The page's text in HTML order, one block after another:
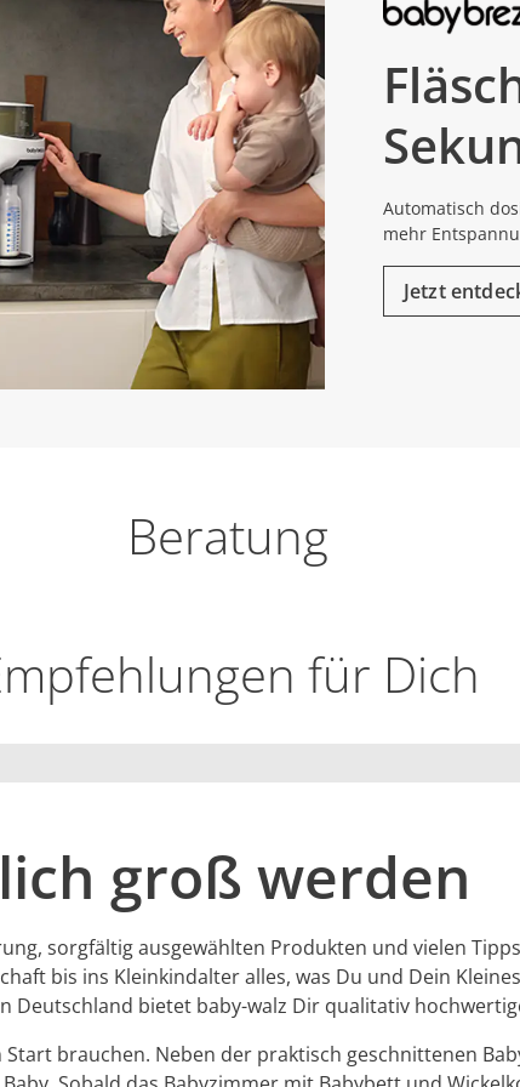
Automatisch
mehr
Jetzt
Beratung
für Dich
groß werden
sorgfältig ausgewählten Produkten und vielen
bis ins Kleinkindalter alles, was Du und Dein
bietet baby-walz Dir qualitativ
brauchen. Neben der praktisch geschnittenen